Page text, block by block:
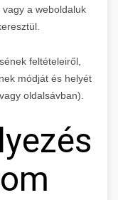
a weboldaluk
feltételeiről,
módját és helyét
oldalsávban).